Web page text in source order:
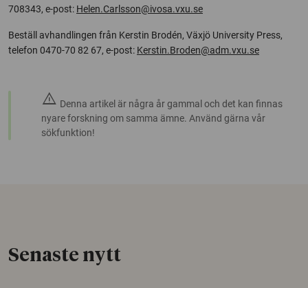
708343, e-post: Helen.Carlsson@ivosa.vxu.se
Beställ avhandlingen från Kerstin Brodén, Växjö University Press,
telefon 0470-70 82 67, e-post: Kerstin.Broden@adm.vxu.se
warning Denna artikel är några år gammal och det kan finnas
nyare forskning om samma ämne. Använd gärna vår
sökfunktion!
Senaste nytt